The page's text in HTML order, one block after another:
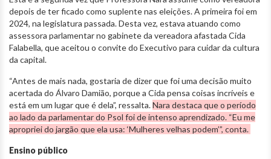
depois de ter ficado como suplente nas eleições. A primeira foi em
2024, na legislatura passada. Desta vez, estava atuando como
assessora parlamentar no gabinete da vereadora afastada Cida
Falabella, que aceitou o convite do Executivo para cuidar da cultura
da capital.
“Antes de mais nada, gostaria de dizer que foi uma decisão muito
acertada do Álvaro Damião, porque a Cida pensa coisas incríveis e
está em um lugar que é dela”, ressalta.Nara destaca que o período
ao lado da parlamentar do Psol foi de intenso aprendizado. “Eu me
apropriei do jargão que ela usa: ‘Mulheres velhas podem’”, conta.
Ensino público